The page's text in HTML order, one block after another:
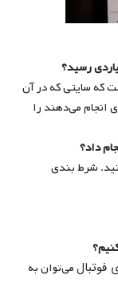
که سایتی که در آن
انجام می‌دهند را
شرط بندی
فوتبالمی‌توان به